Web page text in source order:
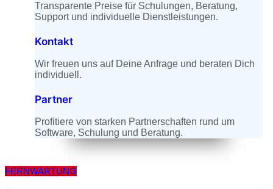
Transparente Preise für Schulungen, Beratung,
Support und individuelle Dienstleistungen.
Kontakt
Wir freuen uns auf Deine Anfrage und beraten Dich
individuell.
Partner
Profitiere von starken Partnerschaften rund um
Software, Schulung und Beratung.
FERNWARTUNG